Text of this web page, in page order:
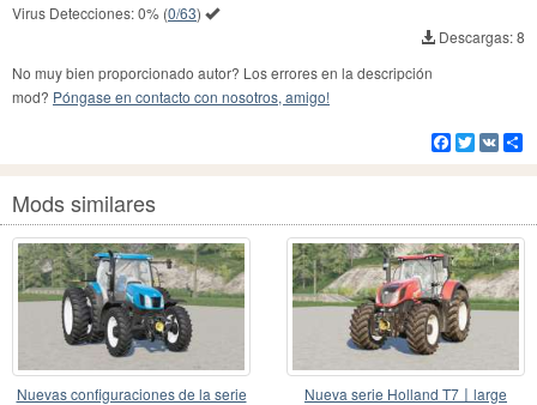
Virus Detecciones:0% (0/63)
Descargas: 8
No muy bien proporcionado autor? Los errores en la descripción
mod? Póngase en contacto con nosotros, amigo!
Facebook
Twitter
VK
Mods similares
Nuevas configuraciones de la serie
Nueva serie Holland T7〡large